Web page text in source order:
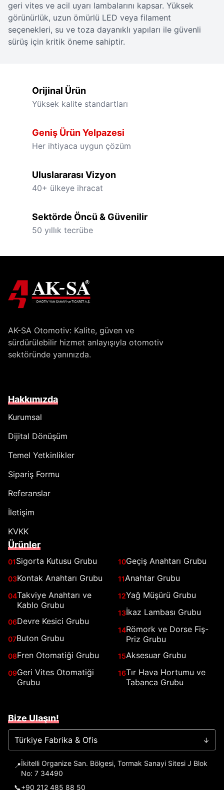
geri vites ve acil uyarı lambalarını kapsar. Yüksek
görünürlük, uzun ömürlü LED veya filament
seçenekleri, su ve toza dayanıklı yapıları ile güvenli
sürüş için kritik öneme sahiptir.
Orijinal Ürün
Yüksek kalite standartları
Geniş Ürün Yelpazesi
Her ihtiyaca uygun çözüm
Uluslararası Vizyon
40+ ülkeye ihracat
Sektörde Öncü & Güvenilir
50 yıllık tecrübe
AK-SA Otomotiv: Kalite, güven ve
sürdürülebilir hizmet anlayışıyla otomotiv
sektöründe yanınızda.
Hakkımızda
Kurumsal
Dijital Dönüşüm
Temel Yetkinlikler
Sipariş Formu
Referanslar
İletişim
KVKK
Ürünler
01Sigorta Kutusu Grubu
03Kontak Anahtarı Grubu
04Takviye Anahtarı ve
Kablo Grubu
06Devre Kesici Grubu
07Buton Grubu
08Fren Otomatiği Grubu
09Geri Vites Otomatiği
Grubu
10Geçiş Anahtarı Grubu
11Anahtar Grubu
12Yağ Müşürü Grubu
13İkaz Lambası Grubu
14Römork ve Dorse Fiş-
Priz Grubu
15Aksesuar Grubu
16Tır Hava Hortumu ve
Tabanca Grubu
Bize Ulaşın!
Türkiye Fabrika & Ofis →
📍İkitelli Organize San. Bölgesi, Tormak Sanayi Sitesi J Blok
No: 7 34490
📞+90 212 485 88 50